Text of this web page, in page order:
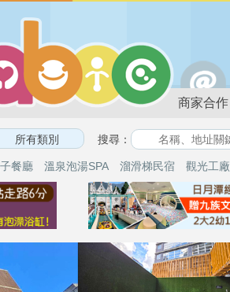
商家合作
搜尋：
餐廳 溫泉泡湯SPA 溜滑梯民宿 觀光工廠